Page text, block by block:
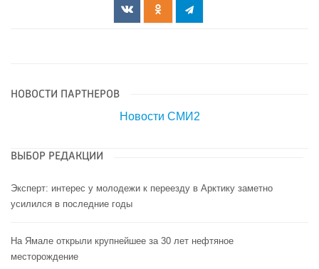
НОВОСТИ ПАРТНЕРОВ
Новости СМИ2
ВЫБОР РЕДАКЦИИ
Эксперт: интерес у молодежи к переезду в Арктику заметно
усилился в последние годы
На Ямале открыли крупнейшее за 30 лет нефтяное
месторождение